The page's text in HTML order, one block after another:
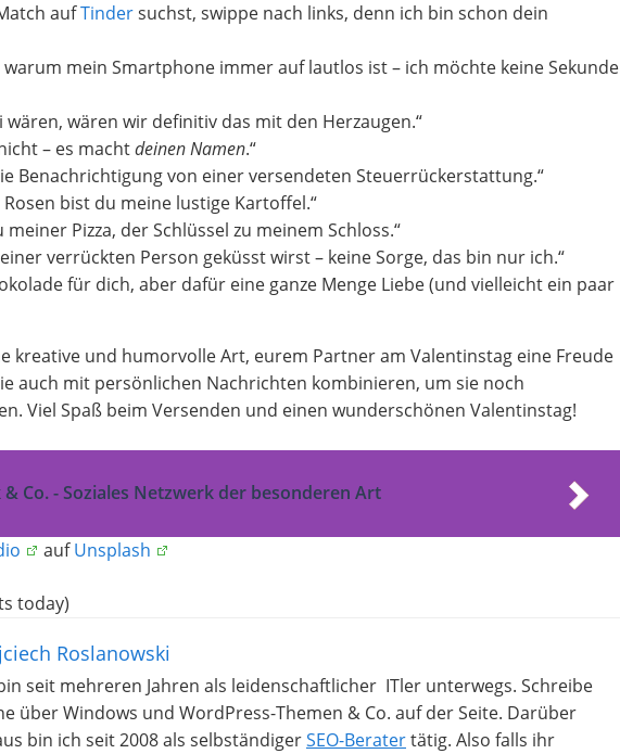
aufTindersuchst, swippe nach links, denn ich bin schon dein
mein Smartphone immer auf lautlos ist – ich möchte keine Sekunde
wären, wären wir definitiv das mit den Herzaugen.“
– es machtdeinen Namen.“
Benachrichtigung von einer versendeten Steuerrückerstattung.“
bist du meine lustige Kartoffel.“
meiner Pizza, der Schlüssel zu meinem Schloss.“
verrückten Person geküsst wirst – keine Sorge, das bin nur ich.“
für dich, aber dafür eine ganze Menge Liebe (und vielleicht ein paar
kreative und humorvolle Art, eurem Partner am Valentinstag eine Freude
auch mit persönlichen Nachrichten kombinieren, um sie noch
Viel Spaß beim Versenden und einen wunderschönen Valentinstag!
& Co. - Soziales Netzwerk der besonderen Art
aufUnsplash
today)
Roslanowski
seit mehreren Jahren als leidenschaftlicher ITler unterwegs. Schreibe
über Windows und WordPress-Themen & Co. auf der Seite. Darüber
bin ich seit 2008 als selbständigerSEO-Beratertätig. Also falls ihr